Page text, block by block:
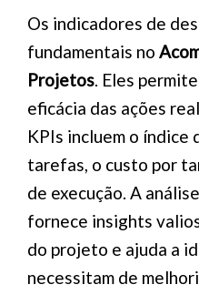
Os indicadores de
fundamentais no
Projetos. Eles
eficácia das ações
KPIs incluem o índice
tarefas, o custo por
de execução. A
fornece insights
do projeto e ajuda a
necessitam de